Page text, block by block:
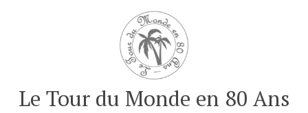
Le Tour du Monde en 80 Ans